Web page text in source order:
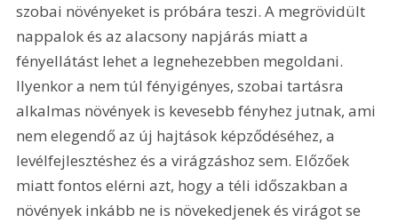
szobai növényeket is próbára teszi. A megrövidült
nappalok és az alacsony napjárás miatt a
fényellátást lehet a legnehezebben megoldani.
Ilyenkor a nem túl fényigényes, szobai tartásra
alkalmas növények is kevesebb fényhez jutnak, ami
nem elegendő az új hajtások képződéséhez, a
levélfejlesztéshez és a virágzáshoz sem. Előzőek
miatt fontos elérni azt, hogy a téli időszakban a
növények inkább ne is növekedjenek és virágot se